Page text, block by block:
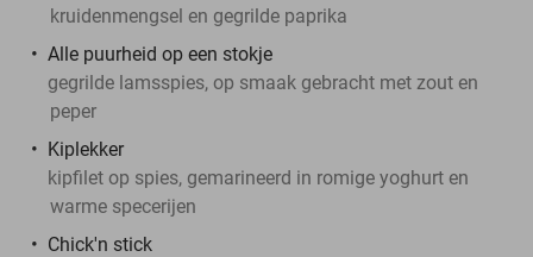
kruidenmengsel en gegrilde paprika
Alle puurheid op een stokje
gegrilde lamsspies, op smaak gebracht met zout en
peper
Kiplekker
kipfilet op spies, gemarineerd in romige yoghurt en
warme specerijen
Chick'n stick